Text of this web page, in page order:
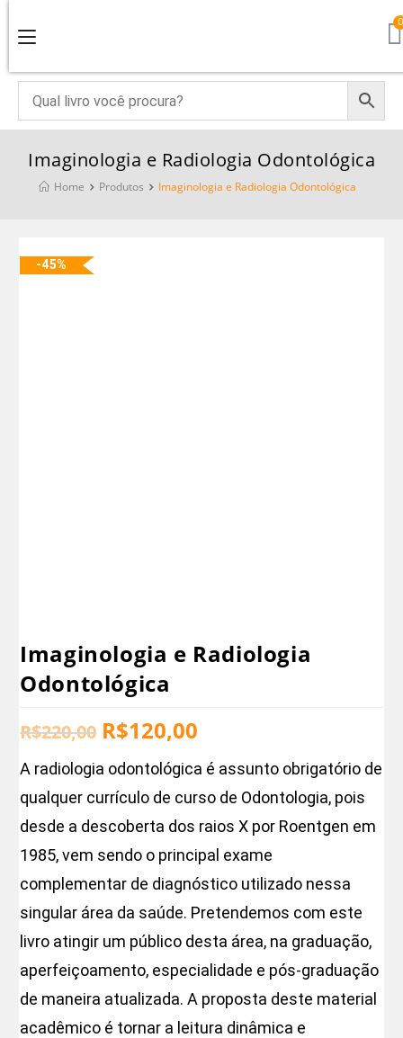
Imaginologia e Radiologia Odontológica
Home Produtos Imaginologia e Radiologia Odontológica
-45%
Imaginologia e Radiologia
Odontológica
R$220,00 R$120,00
A radiologia odontológica é assunto obrigatório de
qualquer currículo de curso de Odontologia, pois
desde a descoberta dos raios X por Roentgen em
1985, vem sendo o principal exame
complementar de diagnóstico utilizado nessa
singular área da saúde. Pretendemos com este
livro atingir um público desta área, na graduação,
aperfeiçoamento, especialidade e pós-graduação
de maneira atualizada. A proposta deste material
acadêmico é tornar a leitura dinâmica e